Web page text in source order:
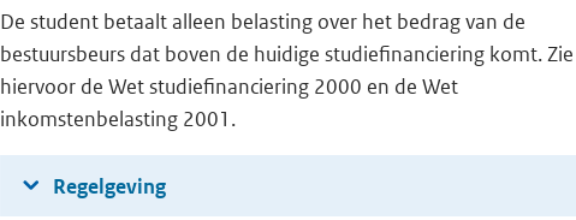
De student betaalt alleen belasting over het bedrag van de
bestuursbeurs dat boven de huidige studiefinanciering komt. Zie
hiervoor de Wet studiefinanciering 2000 en de Wet
inkomstenbelasting 2001.
Regelgeving